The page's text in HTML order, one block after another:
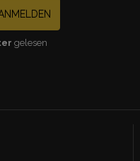
gelesen